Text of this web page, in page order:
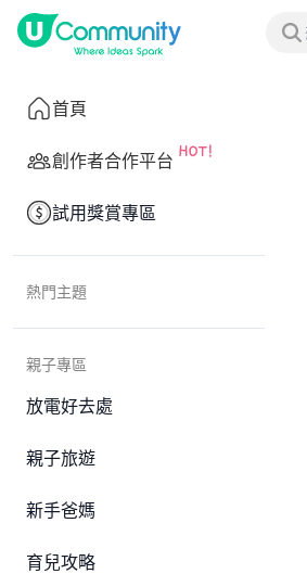
首頁
創作者合作平台
試用獎賞專區
熱門主題
親子專區
放電好去處
親子旅遊
新手爸媽
育兒攻略